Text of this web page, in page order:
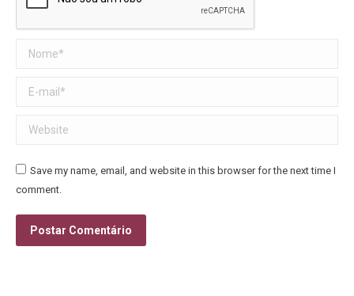
Nome *
E-mail *
Website
Save my name, email, and website in this browser for the next time I
comment.
Postar Comentário